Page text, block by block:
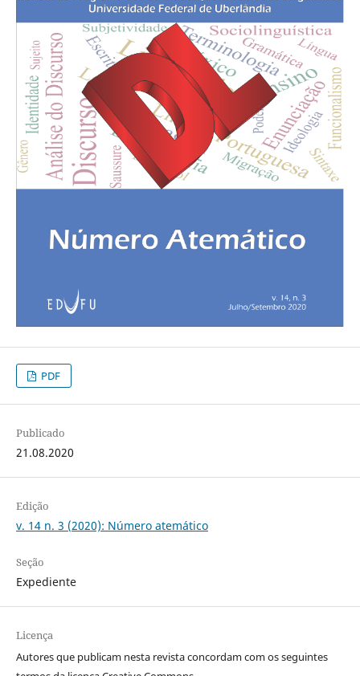
PDF
Publicado
21.08.2020
Edição
v. 14 n. 3 (2020): Número atemático
Seção
Expediente
Licença
Autores que publicam nesta revista concordam com os seguintes